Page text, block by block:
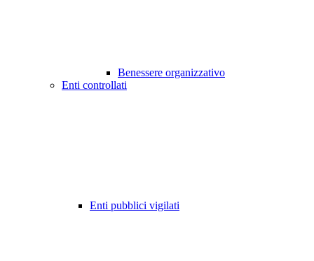
Benessere organizzativo
Enti controllati
Enti pubblici vigilati